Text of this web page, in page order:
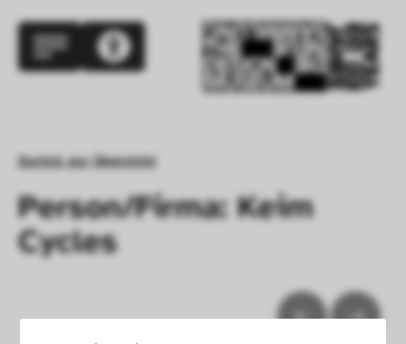
Zurück zur Übersicht
Person/Firma: Keim
Cycles